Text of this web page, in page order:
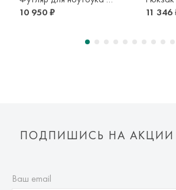
10 950 ₽
11 346
ПОДПИШИСЬ НА АКЦИИ
Ваш email